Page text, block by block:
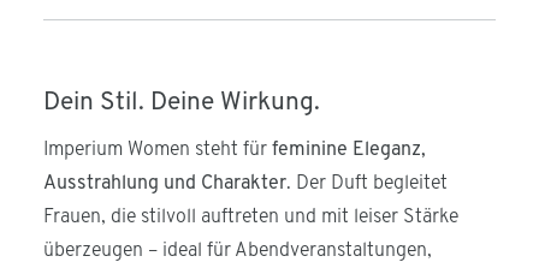
Dein Stil. Deine Wirkung.
Imperium Women steht für feminine Eleganz,
Ausstrahlung und Charakter. Der Duft begleitet
Frauen, die stilvoll auftreten und mit leiser Stärke
überzeugen – ideal für Abendveranstaltungen,